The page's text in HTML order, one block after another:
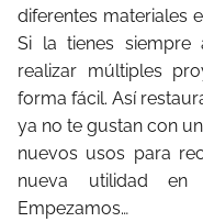
diferentes materiales
Si la tienes siempre
realizar múltiples
forma fácil. Así
ya no te gustan con
nuevos usos para
nueva utilidad
Empezamos…